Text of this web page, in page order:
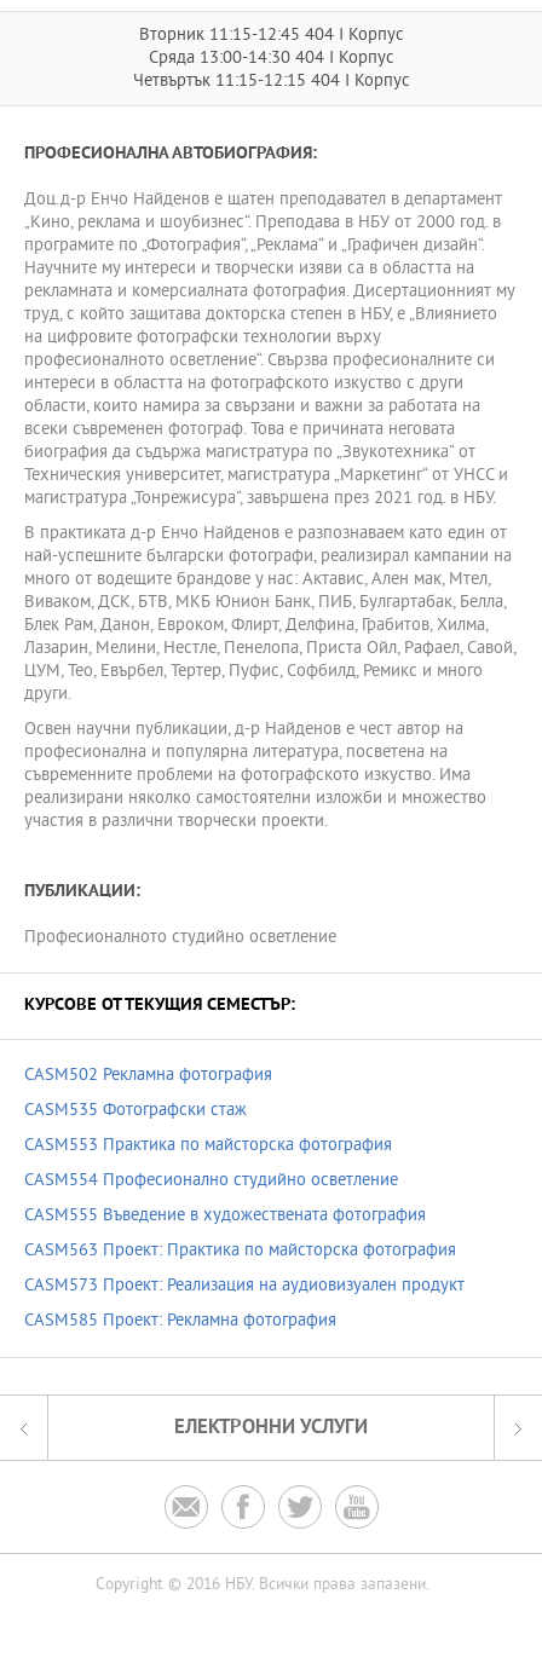
Вторник 11:15-12:45 404 I Корпус
Сряда 13:00-14:30 404 I Корпус
Четвъртък 11:15-12:15 404 I Корпус
ПРОФЕСИОНАЛНА АВТОБИОГРАФИЯ:
Доц.д-р Енчо Найденов е щатен преподавател в департамент
„Кино, реклама и шоубизнес“. Преподава в НБУ от 2000 год. в
програмите по „Фотография“, „Реклама“ и „Графичен дизайн“.
Научните му интереси и творчески изяви са в областта на
рекламната и комерсиалната фотография. Дисертационният му
труд, с който защитава докторска степен в НБУ, е „Влиянието
на цифровите фотографски технологии върху
професионалното осветление“. Свързва професионалните си
интереси в областта на фотографското изкуство с други
области, които намира за свързани и важни за работата на
всеки съвременен фотограф. Това е причината неговата
биография да съдържа магистратура по „Звукотехника“ от
Техническия университет, магистратура „Маркетинг“ от УНСС и
магистратура „Тонрежисура“, завършена през 2021 год. в НБУ.
В практиката д-р Енчо Найденов е разпознаваем като един от
най-успешните български фотографи, реализирал кампании на
много от водещите брандове у нас: Актавис, Ален мак, Мтел,
Виваком, ДСК, БТВ, МКБ Юнион Банк, ПИБ, Булгартабак, Белла,
Блек Рам, Данон, Евроком, Флирт, Делфина, Грабитов, Хилма,
Лазарин, Мелини, Нестле, Пенелопа, Приста Ойл, Рафаел, Савой,
ЦУМ, Тео, Евърбел, Тертер, Пуфис, Софбилд, Ремикс и много
други.
Освен научни публикации, д-р Найденов е чест автор на
професионална и популярна литература, посветена на
съвременните проблеми на фотографското изкуство. Има
реализирани няколко самостоятелни изложби и множество
участия в различни творчески проекти.
ПУБЛИКАЦИИ:
Професионалното студийно осветление
КУРСОВЕ ОТ ТЕКУЩИЯ СЕМЕСТЪР:
CASM502 Рекламна фотография
CASM535 Фотографски стаж
CASM553 Практика по майсторска фотография
CASM554 Професионално студийно осветление
CASM555 Въведение в художествената фотография
CASM563 Проект: Практика по майсторска фотография
CASM573 Проект: Реализация на аудиовизуален продукт
CASM585 Проект: Рекламна фотография
ЕЛЕКТРОННИ УСЛУГИ
   
Copyright © 2016 НБУ. Всички права запазени.